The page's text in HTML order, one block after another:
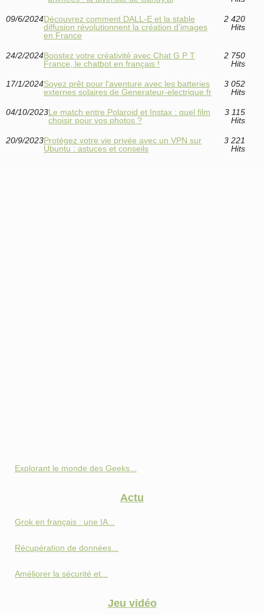
09/6/2024Découvrez comment DALL-E et la stable
diffusion révolutionnent la création d'images
en France
2 420
Hits
24/2/2024Boostez votre créativité avec Chat G P T
France, le chatbot en français !
2 750
Hits
17/1/2024Soyez prêt pour l'aventure avec les batteries
externes solaires de Generateur-electrique.fr
3 052
Hits
04/10/2023Le match entre Polaroid et Instax : quel film
choisir pour vos photos ?
3 115
Hits
20/9/2023Protégez votre vie privée avec un VPN sur
Ubuntu : astuces et conseils
3 221
Hits
Explorant le monde des Geeks...
Actu
Grok en français : une IA...
Récupération de données...
Améliorer la sécurité et...
Jeu vidéo